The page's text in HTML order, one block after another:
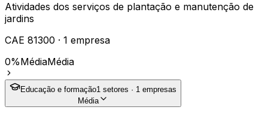
Atividades dos serviços de plantação e manutenção de
jardins
CAE 81300 · 1 empresa
0%MédiaMédia
Educação e formação1 setores · 1 empresas
Média